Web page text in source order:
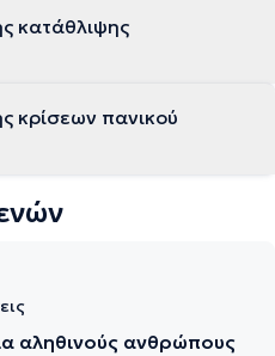
κατάθλιψης
κρίσεων πανικού
αληθινούς ανθρώπους